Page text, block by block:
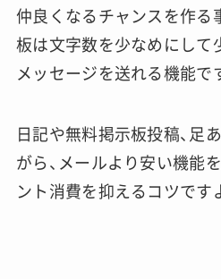
仲良くなるチャンスを作る
板は文字数を少なめにして
メッセージを送れる機能で
日記や無料掲示板投稿、足
がら、メールより安い機能
ント消費を抑えるコツです